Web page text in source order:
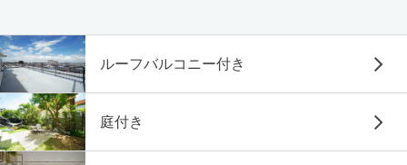
ルーフバルコニー付き
庭付き